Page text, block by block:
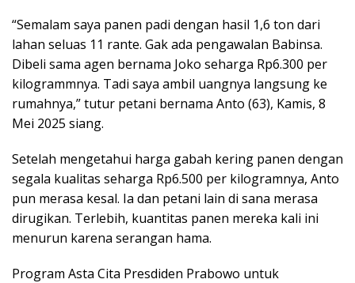
“Semalam saya panen padi dengan hasil 1,6 ton dari
lahan seluas 11 rante. Gak ada pengawalan Babinsa.
Dibeli sama agen bernama Joko seharga Rp6.300 per
kilogrammnya. Tadi saya ambil uangnya langsung ke
rumahnya,” tutur petani bernama Anto (63), Kamis, 8
Mei 2025 siang.
Setelah mengetahui harga gabah kering panen dengan
segala kualitas seharga Rp6.500 per kilogramnya, Anto
pun merasa kesal. Ia dan petani lain di sana merasa
dirugikan. Terlebih, kuantitas panen mereka kali ini
menurun karena serangan hama.
Program Asta Cita Presdiden Prabowo untuk